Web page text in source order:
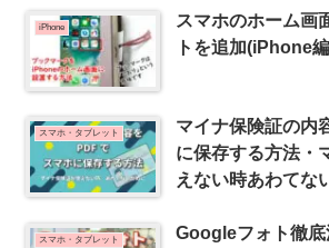
iPhone
スマホのホーム画
トを追加(iPhone
スマホ・タブレット
マイナ保険証の内
に保存する方法・
えない時あわてな
スマホ・タブレット
Googleフォト徹